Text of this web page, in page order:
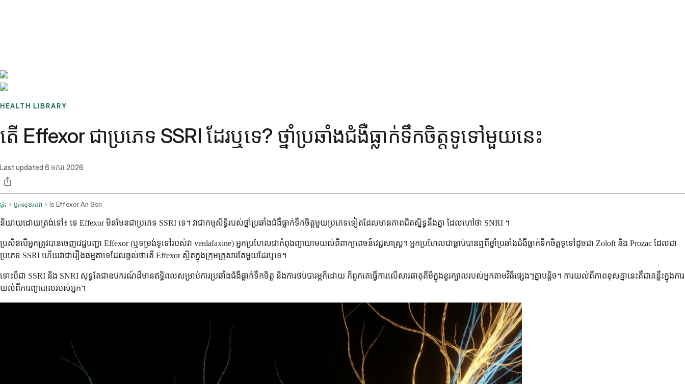
HEALTH LIBRARY
តើ Effexor ជាប្រភេទ SSRI ដែរឬទេ? ថ្នាំប្រឆាំងជំងឺធ្លាក់ទឹកចិត្តទូទៅមួយនេះ
Last updated 6 មករា 2026
ផ្ទះ ប្លុកសុខភាព Is Effexor An Ssri
និយាយដោយត្រង់ទៅ៖ ទេ Effexor មិនមែនជាប្រភេទ SSRI ទេ។ វាជាកម្មសិទ្ធិរបស់ថ្នាំប្រឆាំងជំងឺធ្លាក់ទឹកចិត្តមួយប្រភេទទៀតដែលមានភាពជិតស្និទ្ធនឹងគ្នា ដែលហៅថា SNRI ។
ប្រសិនបើអ្នកត្រូវបានចេញវេជ្ជបញ្ជា Effexor (ឬទម្រង់ទូទៅរបស់វា venlafaxine) អ្នកប្រហែលជាកំពុងព្យាយាមយល់ពីពាក្យពេចន៍វេជ្ជសាស្ត្រ។ អ្នកប្រហែលជាធ្លាប់បានឮពីថ្នាំប្រឆាំងជំងឺធ្លាក់ទឹកចិត្តទូទៅដូចជា Zoloft និង Prozac ដែលជា
ប្រភេទ SSRI ហើយវាជារឿងធម្មតាទេដែលឆ្ងល់ថាតើ Effexor ស្ថិតក្នុងក្រុមគ្រួសារតែមួយដែរឬទេ។
ទោះបីជា SSRI និង SNRI សុទ្ធតែជាឧបករណ៍ដ៏មានឥទ្ធិពលសម្រាប់ការប្រឆាំងជំងឺធ្លាក់ទឹកចិត្ត និងការថប់បារម្ភក៏ដោយ ក៏ពួកគេធ្វើការលើសារធាតុគីមីក្នុងខួរក្បាលរបស់អ្នកតាមវិធីផ្សេងៗគ្នាបន្តិច។ ការយល់ពីភាពខុសគ្នានេះគឺជាគន្លឹះក្នុងការ
យល់ពីការព្យាបាលរបស់អ្នក។